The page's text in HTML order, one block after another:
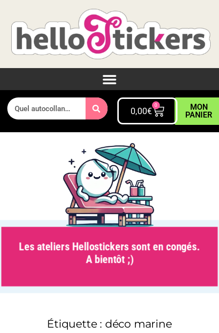
0,00€
0
MON
PANIER
Les ateliers Hellostickers sont en congés.
A bientôt ;)
Étiquette : déco marine